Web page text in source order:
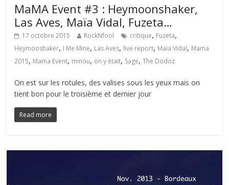
MaMA Event #3 : Heymoonshaker,
Las Aves, Maïa Vidal, Fuzeta…
17 octobre 2015 RockNfool critique, Fuzeta,
Heymooshaker, I Me Mine, Las Aves, live report, Maïa Vidal, Mama
2015, Mama Event, minou, on y était, Sage,The Dodoz
On est sur les rotules, des valises sous les yeux mais on
tient bon pour le troisième et dernier jour
Read more